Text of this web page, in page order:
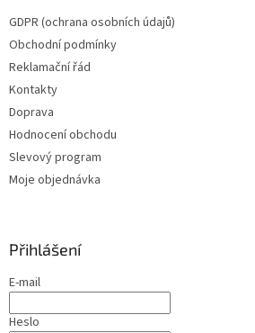
GDPR (ochrana osobních údajů)
Obchodní podmínky
Reklamační řád
Kontakty
Doprava
Hodnocení obchodu
Slevový program
Moje objednávka
Přihlášení
E-mail
Heslo